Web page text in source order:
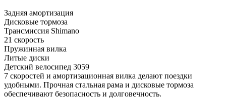
Задняя амортизация
Дисковые тормоза
Трансмиссия Shimano
21 скорость
Пружинная вилка
Литые диски
Детский велосипед 3059
7 скоростей и амортизационная вилка делают поездки
удобными. Прочная стальная рама и дисковые тормоза
обеспечивают безопасность и долговечность.